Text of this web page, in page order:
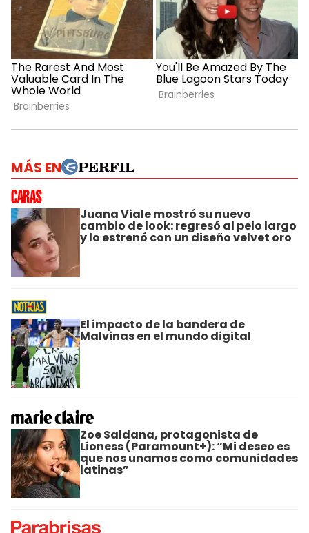
MÁS EN
Juana Viale mostró su nuevo
cambio de look: regresó al pelo largo
y lo estrenó con un diseño velvet oro
El impacto de la bandera de
Malvinas en el mundo digital
Zoe Saldana, protagonista de
Lioness (Paramount+): “Mi deseo es
que nos unamos como comunidades
latinas”